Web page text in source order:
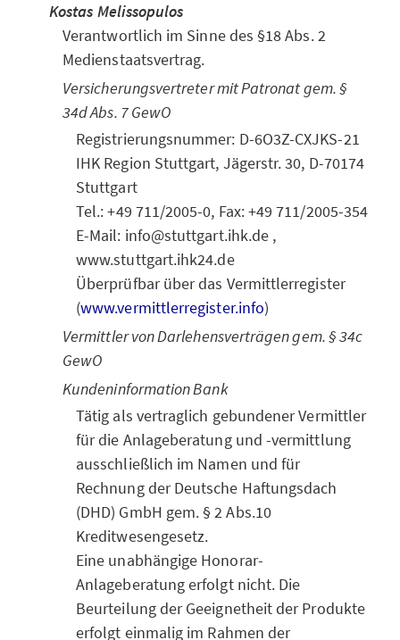
Kostas Melissopulos
Verantwortlich im Sinne des §18 Abs. 2
Medienstaatsvertrag.
Versicherungsvertreter mit Patronat gem. §
34d Abs. 7 GewO
Registrierungsnummer: D-6O3Z-CXJKS-21
IHK Region Stuttgart, Jägerstr. 30, D-70174
Stuttgart
Tel.: +49 711/2005-0, Fax: +49 711/2005-354
E-Mail: info@stuttgart.ihk.de ,
www.stuttgart.ihk24.de
Überprüfbar über das Vermittlerregister
(www.vermittlerregister.info)
Vermittler von Darlehensverträgen gem. § 34c
GewO
Kundeninformation Bank
Tätig als vertraglich gebundener Vermittler
für die Anlageberatung und -vermittlung
ausschließlich im Namen und für
Rechnung der Deutsche Haftungsdach
(DHD) GmbH gem. § 2 Abs.10
Kreditwesengesetz.
Eine unabhängige Honorar-
Anlageberatung erfolgt nicht. Die
Beurteilung der Geeignetheit der Produkte
erfolgt einmalig im Rahmen der